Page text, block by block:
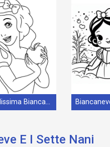
La Bellissima Biancaneve
E I Sette Nani